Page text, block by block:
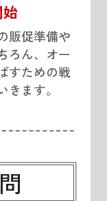
販促準備や
ろん、オー
すための戦
ます。